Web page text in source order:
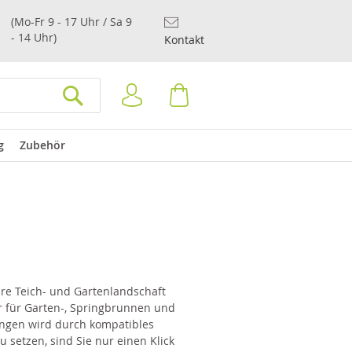
(Mo-Fr 9 - 17 Uhr / Sa 9
- 14 Uhr)
Kontakt
Anmelden
Zubehör
Teich- und Gartenlandschaft
für Garten-, Springbrunnen und
wird durch kompatibles
setzen, sind Sie nur einen Klick